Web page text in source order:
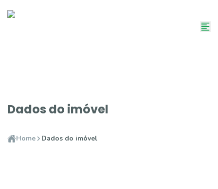
Dados do imóvel
Home Dados do imóvel